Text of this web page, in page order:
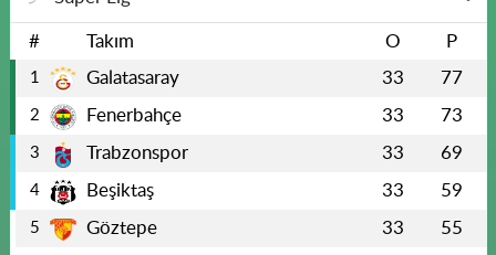
# Takım O P
1 Galatasaray 33 77
2 Fenerbahçe 33 73
3 Trabzonspor 33 69
4 Beşiktaş 33 59
5 Göztepe 33 55